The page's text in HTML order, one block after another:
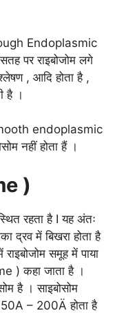
Endoplasmic
पर राइबोजोम लगे
, आदि होता है ,
है ।
endoplasmic
नहीं होता हैं ।
)
रहता है I यह अंतः
द्रव में बिखरा होता है
समूह में पाया
) कहा जाता है ।
है । साइबोसोम
– 200Ä होता है